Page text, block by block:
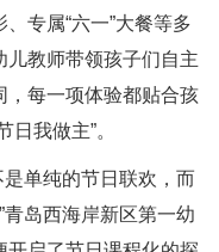
专属“六一”大餐等多
儿教师带领孩子们自主
，每一项体验都贴合孩
我做主”。
是单纯的节日联欢，而
青岛西海岸新区第一幼